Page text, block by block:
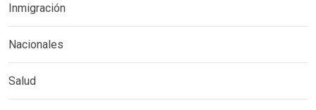
Inmigración
Nacionales
Salud